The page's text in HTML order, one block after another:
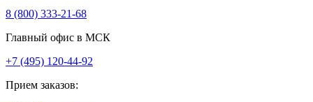
8 (800) 333‑21-68
Главный офис в МСК
+7 (495) 120-44-92
Прием заказов: